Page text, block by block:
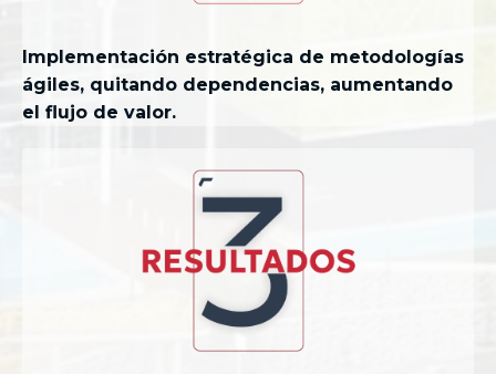
Implementación estratégica de metodologías
ágiles, quitando dependencias, aumentando
el flujo de valor.